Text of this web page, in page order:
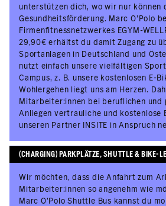
unterstützen dich, wo wir nur können
Gesundheitsförderung. Marc O'Polo
Firmenfitnessnetzwerkes EGYM-
29,90€ erhältst du damit Zugang zu
Sportanlagen in Deutschland und
nutzt einfach unsere vielfältigen
Campus, z. B. unsere kostenlosen E-
Wohlergehen liegt uns am Herzen.
Mitarbeiter:innen bei beruflichen und
Anliegen vertrauliche und kostenlose
unseren Partner INSITE in Anspruch
(CHARGING) PARKPLÄTZE, SHUTTLE & BIKE-
Wir möchten, dass die Anfahrt zum
Mitarbeiter:innen so angenehm wie
Marc O’Polo Shuttle Bus kannst du